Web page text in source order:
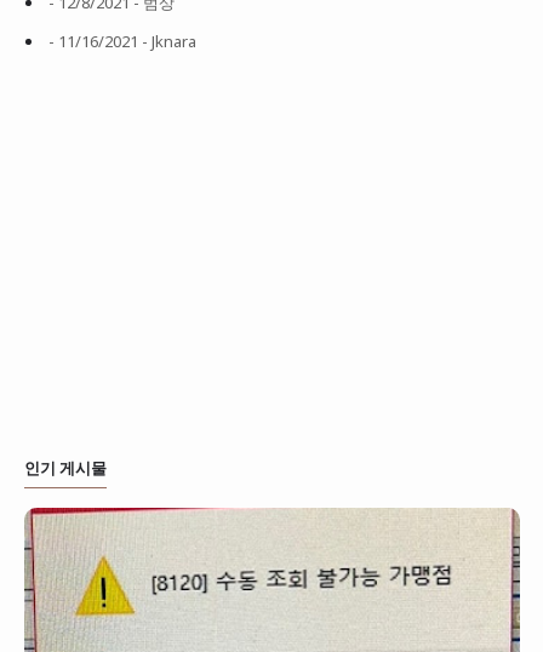
- 11/16/2021 - Jknara
인기 게시물